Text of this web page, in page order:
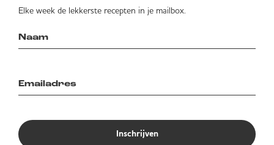
Elke week de lekkerste recepten in je mailbox.
Inschrijven